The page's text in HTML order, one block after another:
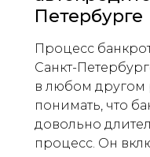
Петербурге
Процесс
Санкт-
в любом другом
понимать, что
довольно
процесс. Он